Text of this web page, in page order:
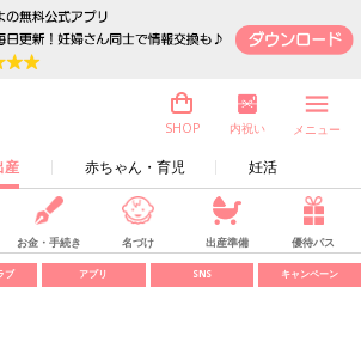
産 赤ちゃん・育児 妊活
SHOP 内祝い メニュー
お金・手続き 名づけ 出産準備 優待パス
ブ アプリ SNS キャンペーン